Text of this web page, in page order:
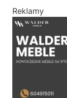
Reklamy